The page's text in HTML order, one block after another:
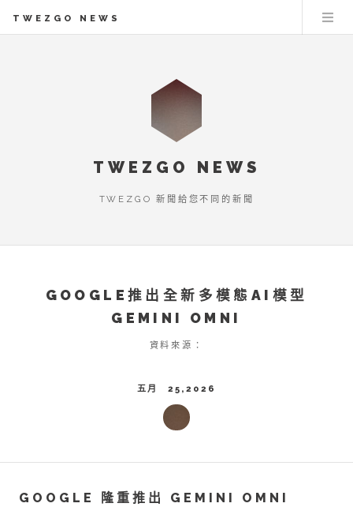
TWEZGO NEWS
TWEZGO NEWS
TWEZGO 新聞給您不同的新聞
GOOGLE推出全新多模態AI模型
GEMINI OMNI
資料來源：
五月 25,2026
GOOGLE 隆重推出 GEMINI OMNI